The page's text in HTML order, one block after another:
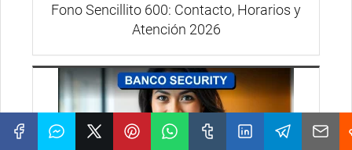
Fono Sencillito 600: Contacto, Horarios y
Atención 2026